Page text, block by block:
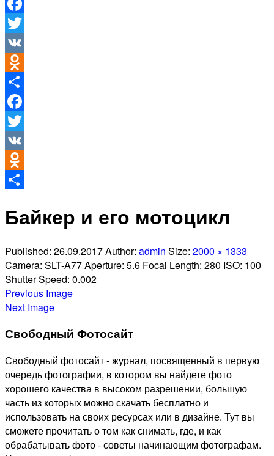
Facebook
Twitter
VK
Odnoklassniki
Отправить
Facebook
Twitter
VK
Odnoklassniki
Байкер и его мотоцикл
Published: 26.09.2017Author: admin Size: 2000 × 1333
Camera: SLT-A77Aperture: 5.6 Focal Length: 280 ISO: 100
Shutter Speed: 0.002
Previous Image
Next Image
Свободный Фотосайт
Свободный фотосайт - журнал, посвященный в первую
очередь фотографии, в котором вы найдете фото
хорошего качества в высоком разрешении, большую
часть из которых можно скачать бесплатно и
использовать на своих ресурсах или в дизайне. Тут вы
сможете прочитать о том как снимать, где, и как
обрабатывать фото - советы начинающим фотографам.